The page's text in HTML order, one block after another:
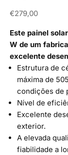
Angebot
€279,00
Este painel
W de um
excelente
Estrutura de
máxima de
condições de
Nível de
Excelente
exterior.
A elevada
fiabilidade a